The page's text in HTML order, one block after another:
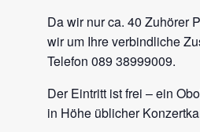
Da wir nur ca. 40 Zuhörer
wir um Ihre verbindliche
Telefon 089 38999009.
Der Eintritt ist frei – ein
in Höhe üblicher